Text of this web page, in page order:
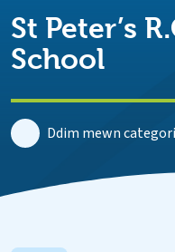
St Peter’s
School
Ddim mewn